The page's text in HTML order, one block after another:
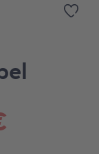
Zur